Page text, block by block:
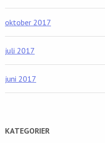
oktober 2017
juli 2017
juni 2017
KATEGORIER